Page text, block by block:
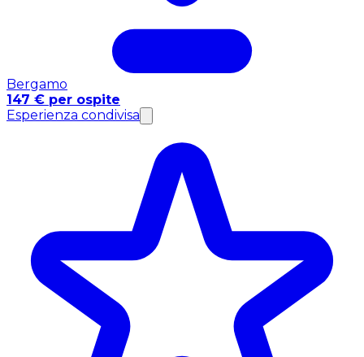
Bergamo
147 € per ospite
Esperienza condivisa